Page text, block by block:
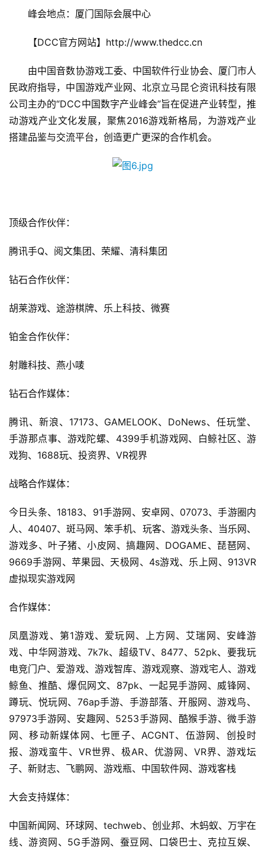
金
茶
奖
日
游
接
会
站
文
中
国
)
峰会地点：厦门国际会展中心
【DCC官方网站】http://www.thedcc.cn
由中国音数协游戏工委、中国软件行业协会、厦门市人
民政府指导，中国游戏产业网、北京立马昆仑资讯科技有限
公司主办的“DCC中国数字产业峰会”旨在促进产业转型，推
动游戏产业文化发展，聚焦2016游戏新格局，为游戏产业
搭建品鉴与交流平台，创造更广更深的合作机会。
顶级合作伙伴：
腾讯手Q、阅文集团、荣耀、清科集团
钻石合作伙伴：
胡莱游戏、途游棋牌、乐上科技、微赛
铂金合作伙伴：
射雕科技、燕小唛
钻石合作媒体：
腾讯、新浪、17173、GAMELOOK、DoNews、任玩堂、
手游那点事、游戏陀螺、4399手机游戏网、白鲸社区、游
戏狗、1688玩、投资界、VR视界
战略合作媒体：
今日头条、18183、91手游网、安卓网、07073、手游圈内
人、40407、斑马网、笨手机、玩客、游戏头条、当乐网、
游戏多、叶子猪、小皮网、搞趣网、DOGAME、琵琶网、
9669手游网、苹果园、天极网、4s游戏、乐上网、913VR
虚拟现实游戏网
合作媒体：
凤凰游戏、第1游戏、爱玩网、上方网、艾瑞网、安峰游
戏、中华网游戏、7k7k、超级TV、8477、52pk、要我玩
电竞门户、爱游戏、游戏智库、游戏观察、游戏宅人、游戏
鲸鱼、推酷、爆侃网文、87pk、一起晃手游网、威锋网、
蹲玩、悦玩网、76ap手游、手游部落、开服网、游戏鸟、
97973手游网、安趣网、5253手游网、酷猴手游、微手游
网、移动新媒体网、七匣子、ACGNT、伍游网、创投时
报、游戏蛮牛、VR世界、极AR、优游网、VR界、游戏坛
子、新财志、飞鹏网、游戏瓶、中国软件网、游戏客栈
大会支持媒体：
中国新闻网、环球网、techweb、创业邦、木蚂蚁、万宇在
线、游资网、5G手游网、蚕豆网、口袋巴士、克拉互娱、